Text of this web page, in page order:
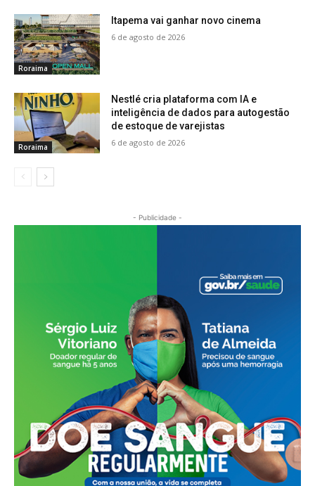
Roraima
Itapema vai ganhar novo cinema
6 de agosto de 2026
Roraima
Nestlé cria plataforma com IA e
inteligência de dados para autogestão
de estoque de varejistas
6 de agosto de 2026
- Publicidade -